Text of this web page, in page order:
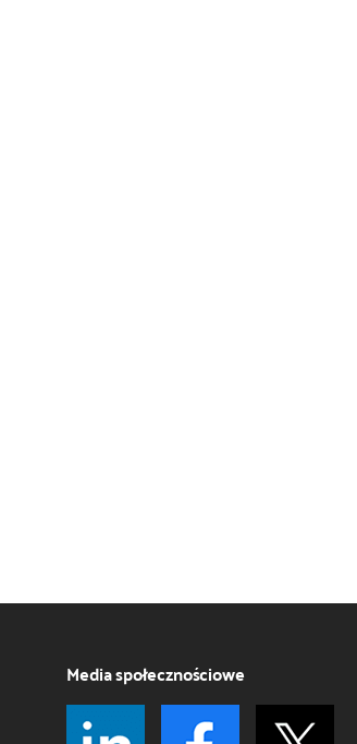
Media społecznościowe